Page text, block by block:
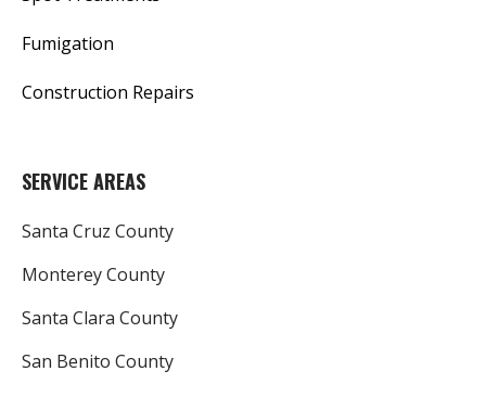
Fumigation
Construction Repairs
SERVICE AREAS
Santa Cruz County
Monterey County
Santa Clara County
San Benito County